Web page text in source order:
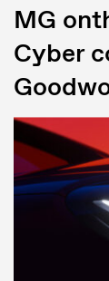
MG
Cyber